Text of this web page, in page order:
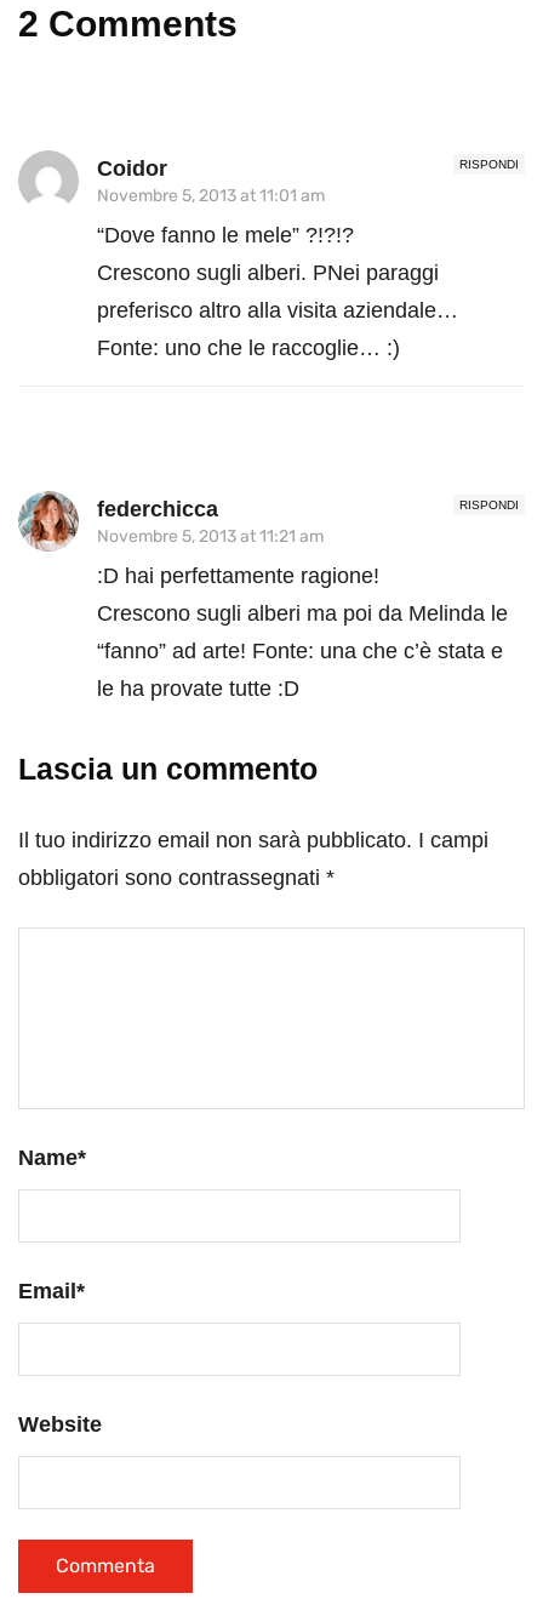
2 Comments
RISPONDI
Coidor
Novembre 5, 2013 at 11:01 am
“Dove fanno le mele” ?!?!?
Crescono sugli alberi. PNei paraggi
preferisco altro alla visita aziendale…
Fonte: uno che le raccoglie… :)
RISPONDI
federchicca
Novembre 5, 2013 at 11:21 am
:D hai perfettamente ragione!
Crescono sugli alberi ma poi da Melinda le
“fanno” ad arte! Fonte: una che c’è stata e
le ha provate tutte :D
Lascia un commento
Il tuo indirizzo email non sarà pubblicato. I campi
obbligatori sono contrassegnati *
Name*
Email *
Website